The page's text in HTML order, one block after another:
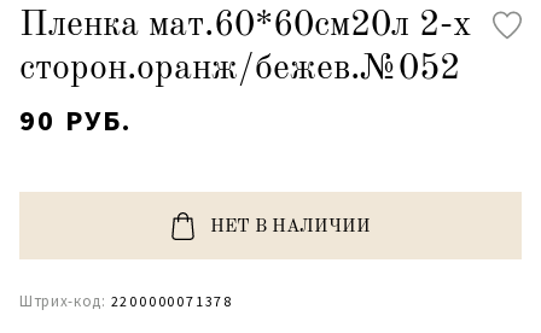
Пленка мат.60*60см20л 2-х
сторон.оранж/бежев.№052
90 РУБ.
НЕТ В НАЛИЧИИ
Штрих-код: 2200000071378